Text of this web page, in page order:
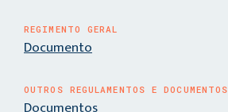
REGIMENTO GERAL
Documento
OUTROS REGULAMENTOS E DOCUMENTOS